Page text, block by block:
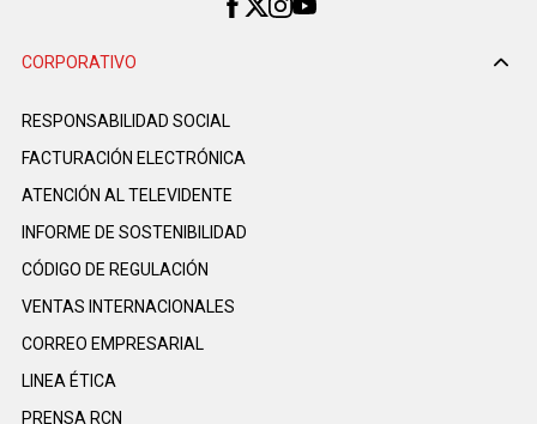
CORPORATIVO
RESPONSABILIDAD SOCIAL
FACTURACIÓN ELECTRÓNICA
ATENCIÓN AL TELEVIDENTE
INFORME DE SOSTENIBILIDAD
CÓDIGO DE REGULACIÓN
VENTAS INTERNACIONALES
CORREO EMPRESARIAL
LINEA ÉTICA
PRENSA RCN